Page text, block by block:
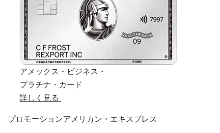
アメックス・ビジネス・
プラチナ・カード
詳しく見る
プロモーションアメリカン・エキスプレス